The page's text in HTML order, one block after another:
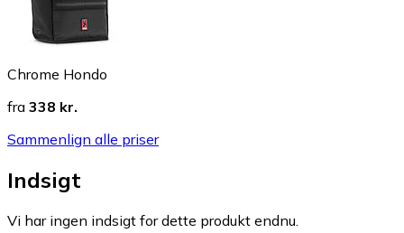
Chrome Hondo
fra 338 kr.
Sammenlign alle priser
Indsigt
Vi har ingen indsigt for dette produkt endnu.